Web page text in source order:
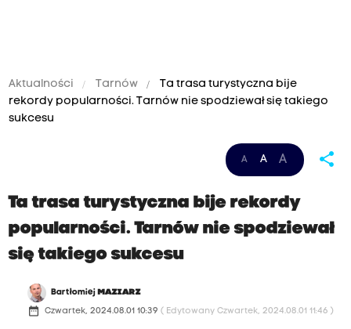
Aktualności Tarnów
Ta trasa turystyczna bije
rekordy popularności. Tarnów nie spodziewał się takiego
sukcesu
A A A share
Ta trasa turystyczna bije rekordy
popularności. Tarnów nie spodziewał
się takiego sukcesu
Bartłomiej MAZIARZ
date_range Czwartek, 2024.08.01 10:39 ( Edytowany Czwartek, 2024.08.01 11:46 )